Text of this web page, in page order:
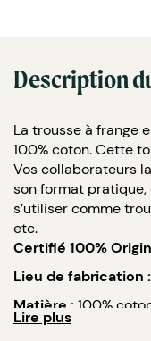
Description
La trousse à frange
100% coton. Cette
Vos collaborateurs
son format
s’utiliser comme
etc.
Certifié 100%
Lieu de fabrication :
Matière : 100%
Lire plus